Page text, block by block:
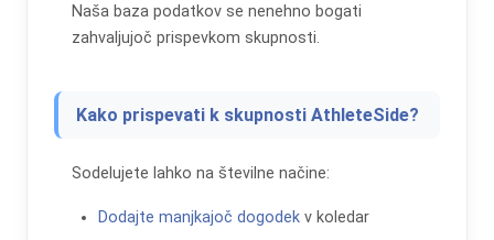
Naša baza podatkov se nenehno bogati
zahvaljujoč prispevkom skupnosti.
Kako prispevati k skupnosti AthleteSide?
Sodelujete lahko na številne načine:
Dodajte manjkajoč dogodek v koledar